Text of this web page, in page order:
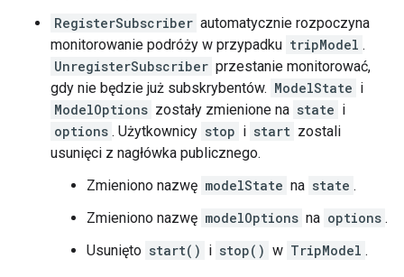
RegisterSubscriber automatycznie rozpoczyna
monitorowanie podróży w przypadku tripModel .
UnregisterSubscriber przestanie monitorować,
gdy nie będzie już subskrybentów. ModelState i
ModelOptions zostały zmienione na state i
options . Użytkownicy stop i start zostali
usunięci z nagłówka publicznego.
Zmieniono nazwę modelState na state .
Zmieniono nazwę modelOptions na options .
Usunięto start() i stop() w TripModel .